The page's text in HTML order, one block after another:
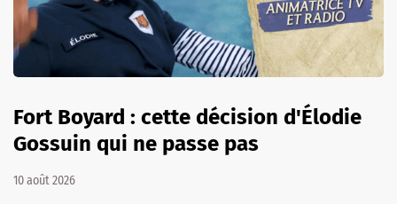
Fort Boyard : cette décision d'Élodie
Gossuin qui ne passe pas
10 août 2026